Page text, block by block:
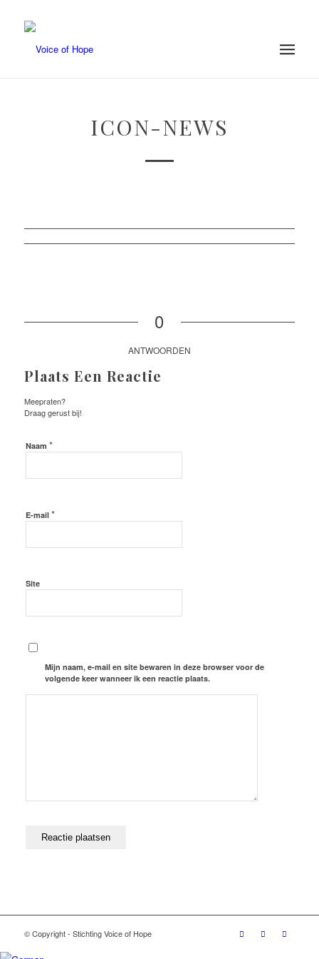
ICON-NEWS
0
ANTWOORDEN
Plaats Een Reactie
Meepraten?
Draag gerust bij!
Naam *
E-mail *
Site
Mijn naam, e-mail en site bewaren in deze browser voor de
volgende keer wanneer ik een reactie plaats.
© Copyright - Stichting Voice of Hope